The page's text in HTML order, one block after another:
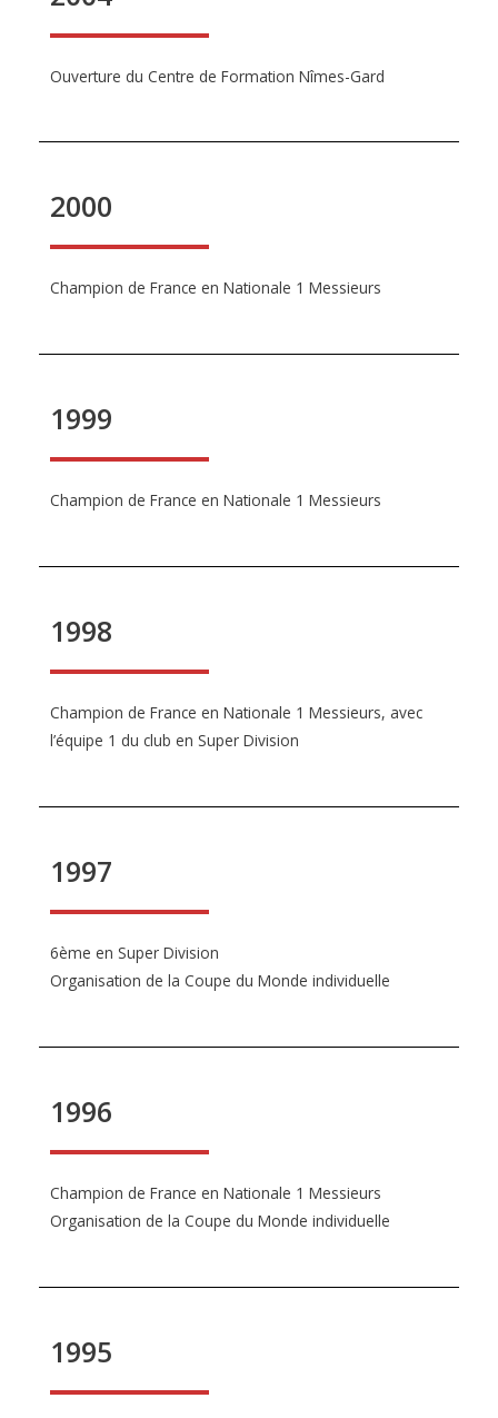
Ouverture du Centre de Formation Nîmes-Gard
2000
Champion de France en Nationale 1 Messieurs
1999
Champion de France en Nationale 1 Messieurs
1998
Champion de France en Nationale 1 Messieurs, avec
l’équipe 1 du club en Super Division
1997
6ème en Super Division
Organisation de la Coupe du Monde individuelle
1996
Champion de France en Nationale 1 Messieurs
Organisation de la Coupe du Monde individuelle
1995